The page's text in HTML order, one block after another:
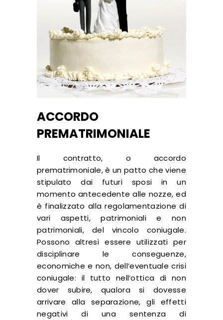
ACCORDO
PREMATRIMONIALE
Il contratto, o accordo
prematrimoniale, è un patto che viene
stipulato dai futuri sposi in un
momento antecedente alle nozze, ed
è finalizzato alla regolamentazione di
vari aspetti, patrimoniali e non
patrimoniali, del vincolo coniugale.
Possono altresì essere utilizzati per
disciplinare le conseguenze,
economiche e non, dell’eventuale crisi
coniugale: il tutto nell’ottica di non
dover subire, qualora si dovesse
arrivare alla separazione, gli effetti
negativi di una sentenza di